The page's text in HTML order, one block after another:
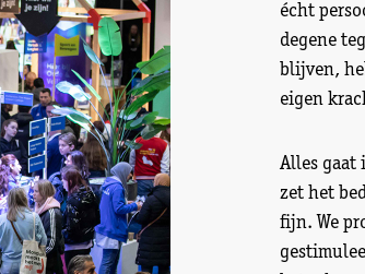
écht
degene
blijven,
eigen
Alles gaat
zet het
fijn. We